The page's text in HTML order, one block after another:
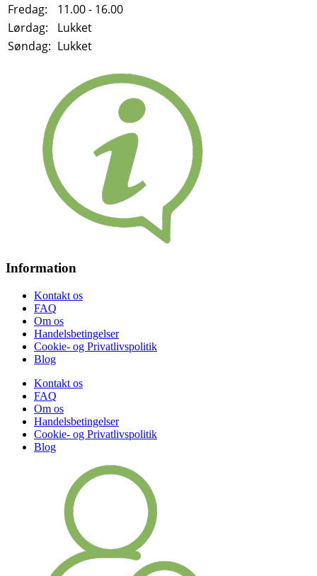
Fredag:
11.00 - 16.00
Lørdag:
Lukket
Søndag: Lukket
Information
Kontakt os
FAQ
Om os
Handelsbetingelser
Cookie- og Privatlivspolitik
Blog
Kontakt os
FAQ
Om os
Handelsbetingelser
Cookie- og Privatlivspolitik
Blog